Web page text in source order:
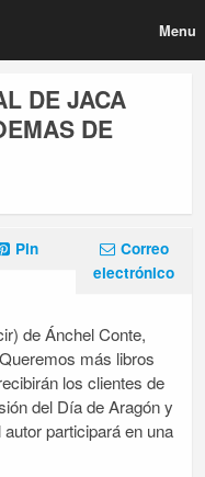
Menu
DE JACA
DE
Pin
Correo
electrónico
de Ánchel Conte,
más libros
los clientes de
del Día de Aragón y
participará en una